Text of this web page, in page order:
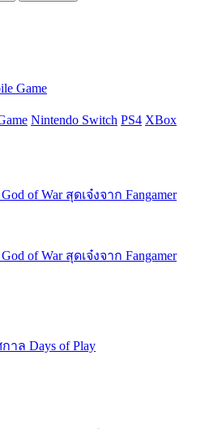
Game
Nintendo Switch PS4 XBox
of War สุดเจ๋งจาก Fangamer
of War สุดเจ๋งจาก Fangamer
ล Days of Play